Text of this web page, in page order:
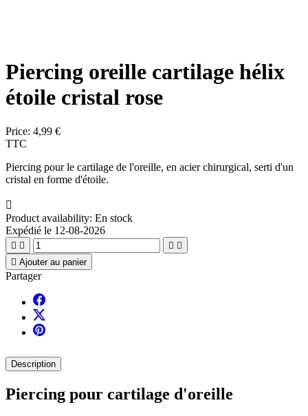
Piercing oreille cartilage hélix
étoile cristal rose
Price: 4,99 €
TTC
Piercing pour le cartilage de l'oreille, en acier chirurgical, serti d'un
cristal en forme d'étoile.

Product availability: En stock
Expédié le 12-08-2026
   
 Ajouter au panier
Partager
Description
Piercing pour cartilage d'oreille